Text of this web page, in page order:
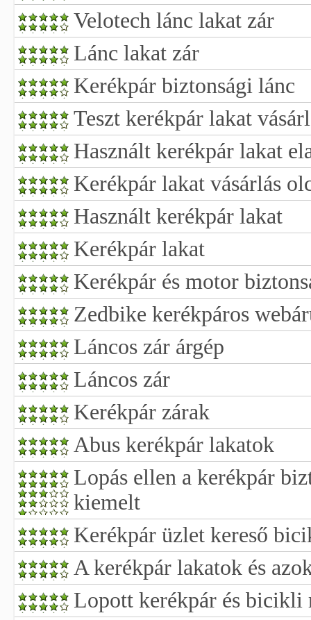
Velotech lánc lakat zár
Lánc lakat zár
Kerékpár biztonsági lánc
Teszt kerékpár lakat
Használt kerékpár lakat
Kerékpár lakat vásárlás
Használt kerékpár lakat
Kerékpár lakat
Kerékpár és motor
Zedbike kerékpáros
Láncos zár árgép
Láncos zár
Kerékpár zárak
Abus kerékpár lakatok
Lopás ellen a kerékpár
kiemelt
Kerékpár üzlet kereső
A kerékpár lakatok és
Lopott kerékpár és bicikli